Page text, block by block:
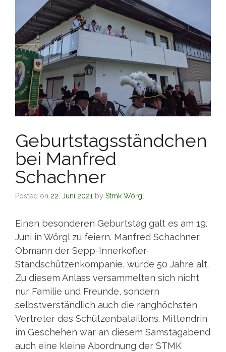
Geburtstagsständchen
bei Manfred
Schachner
Posted on 22. Juni 2021 by Stmk Wörgl
Einen besonderen Geburtstag galt es am 19.
Juni in Wörgl zu feiern. Manfred Schachner,
Obmann der Sepp-Innerkofler-
Standschützenkompanie, wurde 50 Jahre alt.
Zu diesem Anlass versammelten sich nicht
nur Familie und Freunde, sondern
selbstverständlich auch die ranghöchsten
Vertreter des Schützenbataillons. Mittendrin
im Geschehen war an diesem Samstagabend
auch eine kleine Abordnung der STMK